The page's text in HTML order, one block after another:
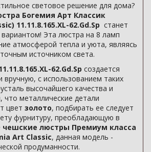
световое решение для дома?
Богемия Арт Классик
11.11.8.165.XL-62.Gd.Sp станет
Эта люстра на 8 ламп
атмосферой тепла и уюта, являясь
источником света.
62.Gd.Sp создается
с использованием таких
высочайшего качества и
что металлические детали
цвет золото, подбирать ее следует
фурнитуру, преобладающую в
чешские люстры Премиум класса
Art Classic, данная модель -
продуманности.